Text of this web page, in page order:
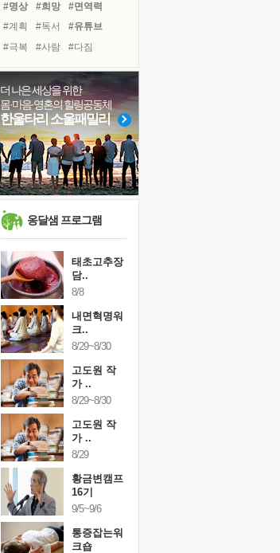
극심한 변비, 어깨결림, 수면 장애
보고 싶은 어머니
유년 시절의 부산 영도 바다
못된 꼰대들
거울 속의 나
희망이란
'모른다'는 것
귀를 열고 마음을 내어주고
#명상 #희망
#면역력
#계획
#독서
#유튜브
#극복
#사람
#다짐
#도움
#나눔
#독서캠프
#리더
#선택
#힐링
#비전캠프
#친구
#바이러스
#링컨학교
#삶
#경험
더 나은 세상을 위한
몸·마음·영혼의 힐링공동체
한울타리 소울패밀리
옹달샘 프로그램
태초고추장
담..
8/8
내면혁명워
크..
8/29~8/30
고도원 작
가 ..
8/29~8/30
고도원 작
가 ..
8/29
황금변캠프
16기
9/5~9/6
통증잡는워
크숍